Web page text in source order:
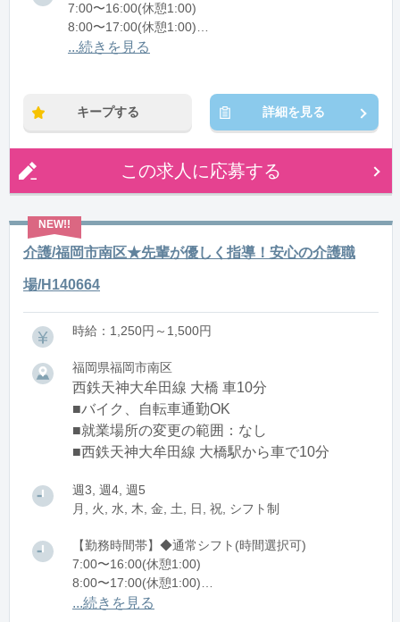
7:00〜16:00(休憩1:00)
8:00〜17:00(休憩1:00)
12:00〜21:00(休憩1:00)
...続きを見る
キープする 詳細を見る
この求人に応募する
介護/福岡市南区★先輩が優しく指導！安心の介護職
場/H140664
時給：1,250円～1,500円
福岡県福岡市南区
西鉄天神大牟田線 大橋 車10分
■バイク、自転車通勤OK
■就業場所の変更の範囲：なし
■西鉄天神大牟田線 大橋駅から車で10分
週3, 週4, 週5
月, 火, 水, 木, 金, 土, 日, 祝, シフト制
【勤務時間帯】◆通常シフト(時間選択可)
7:00〜16:00(休憩1:00)
8:00〜17:00(休憩1:00)
12:00〜21:00(休憩1:00)
...続きを見る